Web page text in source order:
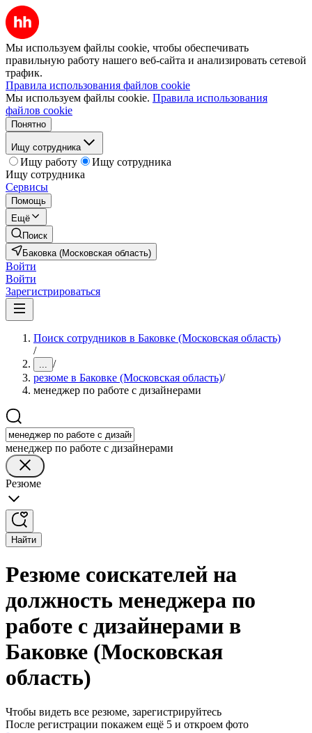
Мы используем файлы cookie, чтобы обеспечивать
правильную работу нашего веб-сайта и анализировать сетевой
трафик.
Правила использования файлов cookie
Мы используем файлы cookie. Правила использования
файлов cookie
Понятно
Ищу сотрудника
Ищу работу
Ищу сотрудника
Ищу сотрудника
Сервисы
Помощь
Ещё
Поиск
Баковка (Московская область)
Войти
Войти
Зарегистрироваться
Поиск сотрудников в Баковке (Московская область)
/
... /
резюме в Баковке (Московская область)/
менеджер по работе с дизайнерами
менеджер по работе с дизайнерами
Резюме
Найти
Резюме соискателей на
должность менеджера по
работе с дизайнерами в
Баковке (Московская
область)
Чтобы видеть все резюме, зарегистрируйтесь
После регистрации покажем ещё 5 и откроем фото